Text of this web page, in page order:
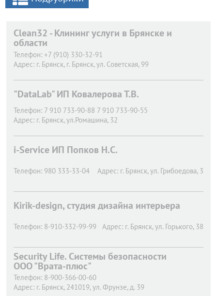
Clean32 - Клининг услуги в Брянске и
области
Телефон: +7 (910) 330-32-91
Адрес: г. Брянск, г. Брянск, ул. Советская, 99
"DataLab" ИП Ковалерова Т.В.
Телефон: 7 910 733-90-88 7 910 733-90-55
Адрес: г. Брянск, ул.Ромашина, 32
i-Service ИП Попков Н.С.
Телефон: 980 333-33-04 Адрес: г. Брянск, ул. Грибоедова, 3
Kirik-design, студия дизайна интерьера
Телефон: 8-910-332-99-99 Адрес: г. Брянск, ул. Горького, 38
Security Life. Системы безопасности
ООО "Врата-плюс"
Телефон: 8-900-366-00-60
Адрес: г. Брянск, 241019, ул. Фрунзе, д. 39